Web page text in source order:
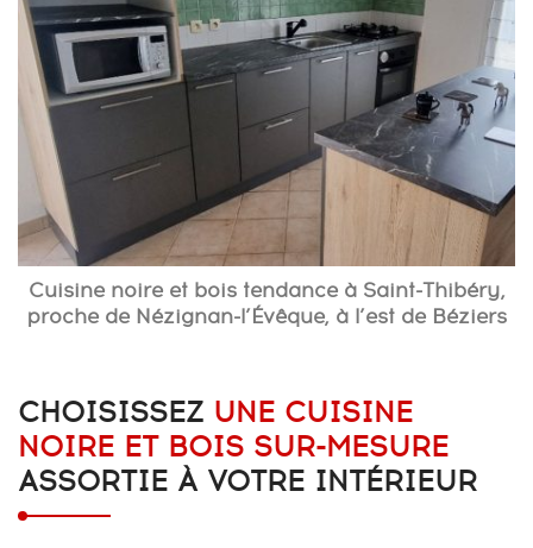
Cuisine noire et bois tendance à Saint-Thibéry,
proche de Nézignan-l’Évêque, à l’est de Béziers
CHOISISSEZ UNE CUISINE
NOIRE ET BOIS SUR-MESURE
ASSORTIE À VOTRE INTÉRIEUR